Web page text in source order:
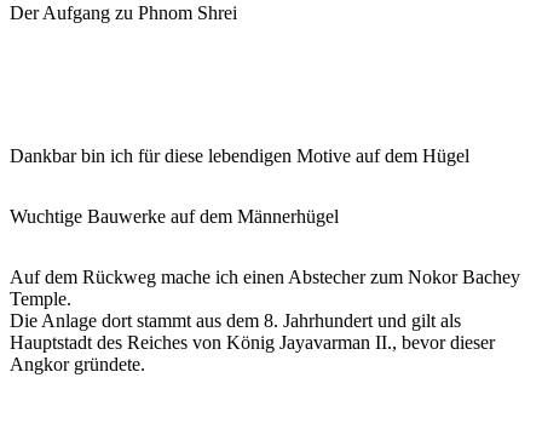
Der Aufgang zu Phnom Shrei
Dankbar bin ich für diese lebendigen Motive auf dem Hügel
Wuchtige Bauwerke auf dem Männerhügel
Auf dem Rückweg mache ich einen Abstecher zum Nokor Bachey
Temple.
Die Anlage dort stammt aus dem 8. Jahrhundert und gilt als
Hauptstadt des Reiches von König Jayavarman II., bevor dieser
Angkor gründete.